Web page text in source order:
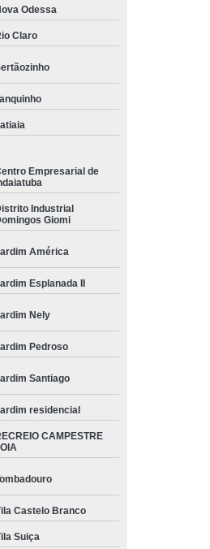
rolo Jardim
Park Real
rolo Jardim Oliveira
Avai
Amstalden Residence
Paulínia
rolo Indaiatuba
São José dos Campos
Odessa
Claro
Empresarial de
Industrial
Giomi
América
Esplanada II
Nely
Pedroso
Santiago
residencial
CAMPESTRE
Castelo Branco
Suiça